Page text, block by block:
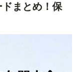
まとめ！保